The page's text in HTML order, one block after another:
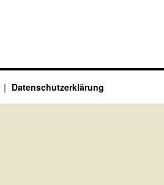
Datenschutzerklärung